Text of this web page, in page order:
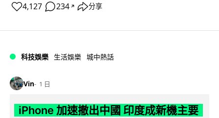
4,127 234 ↗ 分享
科技娛樂 生活娛樂 城中熱話
Vin 1 日
iPhone 加速撤出中國 印度成新機主要